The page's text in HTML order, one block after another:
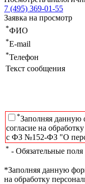
7 (495) 369-01-55
Заявка на просмотр
*ФИО
*E-mail
*Телефон
Текст сообщения
*Заполняя данную
согласие на
с ФЗ №152-ФЗ "О
* - Обязательные поля
*Заполняя данную
на обработку